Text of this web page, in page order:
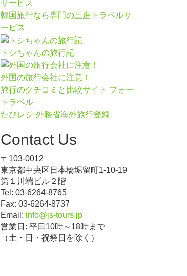
韓国旅行なら専門の三進トラベルサ
ービス
トシちゃんの旅行記
外国の旅行会社に注意！
旅行のクチコミと比較サイト フォー
トラベル
たびレジ-外務省海外旅行登録
Contact Us
〒103-0012
東京都中央区日本橋堀留町1-10-19
第１川端ビル２階
Tel: 03-6264-8765
Fax: 03-6264-8737
Email: info@js-tours.jp
営業日: 平日10時～18時まで
（土・日・祝祭日を除く）